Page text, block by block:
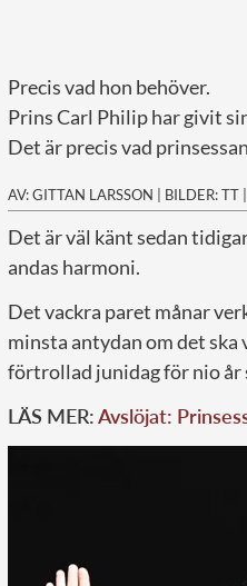
Precis vad hon behöver.
Prins Carl Philip har givit
Det är precis vad
AV: GITTAN LARSSON | BILDER: TT |
Det är väl känt sedan
andas harmoni.
Det vackra paret månar
minsta antydan om det ska
förtrollad junidag för nio år
LÄS MER:Avslöjat: